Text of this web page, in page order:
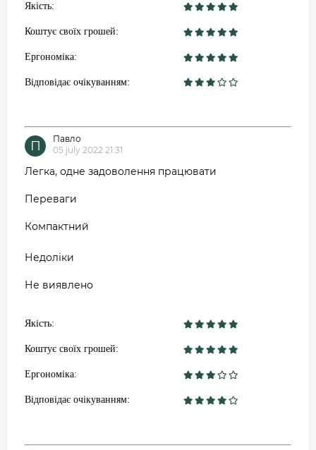
Якість:
Коштує своїх грошей:
Ергономіка:
Відповідає очікуванням:
П
Павло
05 july 2022 21:31
Легка, одне задоволення працювати
Переваги
Компактний
Недоліки
Не виявлено
Якість:
Коштує своїх грошей:
Ергономіка:
Відповідає очікуванням: